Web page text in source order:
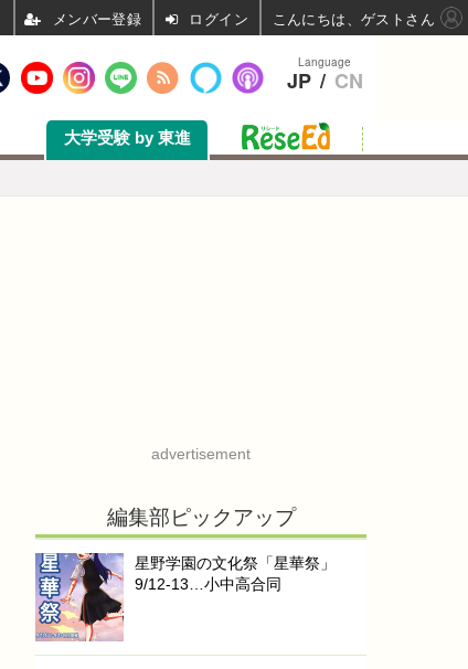
大学受験 by 東進
advertisement
編集部ピックアップ
星野学園の文化祭「星華祭」
9/12-13…小中高合同
Language
JP / CN
ログイン こんにちは、ゲストさん